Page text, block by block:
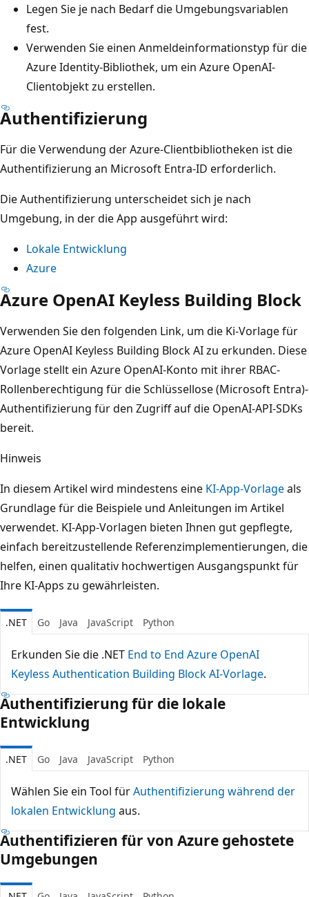
Legen Sie je nach Bedarf die Umgebungsvariablen
fest.
Verwenden Sie einen Anmeldeinformationstyp für die
Azure Identity-Bibliothek, um ein Azure OpenAI-
Clientobjekt zu erstellen.
Authentifizierung
Für die Verwendung der Azure-Clientbibliotheken ist die
Authentifizierung an Microsoft Entra-ID erforderlich.
Die Authentifizierung unterscheidet sich je nach
Umgebung, in der die App ausgeführt wird:
Lokale Entwicklung
Azure
Azure OpenAI Keyless Building Block
Verwenden Sie den folgenden Link, um die Ki-Vorlage für
Azure OpenAI Keyless Building Block AI zu erkunden. Diese
Vorlage stellt ein Azure OpenAI-Konto mit ihrer RBAC-
Rollenberechtigung für die Schlüssellose (Microsoft Entra)-
Authentifizierung für den Zugriff auf die OpenAI-API-SDKs
bereit.
Hinweis
In diesem Artikel wird mindestens eine KI-App-Vorlageals
Grundlage für die Beispiele und Anleitungen im Artikel
verwendet. KI-App-Vorlagen bieten Ihnen gut gepflegte,
einfach bereitzustellende Referenzimplementierungen, die
helfen, einen qualitativ hochwertigen Ausgangspunkt für
Ihre KI-Apps zu gewährleisten.
.NET Go Java JavaScript Python
Erkunden Sie die .NET End to End Azure OpenAI
Keyless Authentication Building Block AI-Vorlage.
Authentifizierung für die lokale
Entwicklung
.NET Go Java JavaScript Python
Wählen Sie ein Tool fürAuthentifizierung während der
lokalen Entwicklung aus.
Authentifizieren für von Azure gehostete
Umgebungen